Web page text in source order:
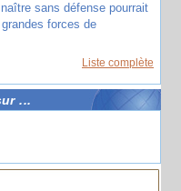
sans défense pourrait
forces de
Liste complète
...